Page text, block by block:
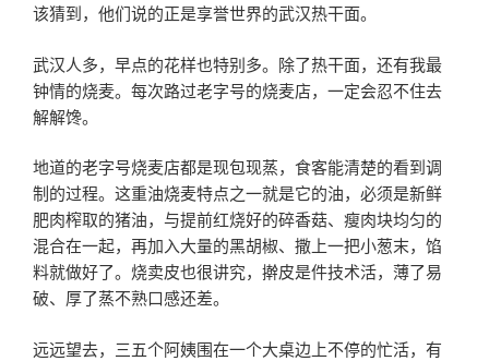
该猜到，他们说的正是享誉世界的武汉热干面。
武汉人多，早点的花样也特别多。除了热干面，还有我最
钟情的烧麦。每次路过老字号的烧麦店，一定会忍不住去
解解馋。
地道的老字号烧麦店都是现包现蒸，食客能清楚的看到调
制的过程。这重油烧麦特点之一就是它的油，必须是新鲜
肥肉榨取的猪油，与提前红烧好的碎香菇、瘦肉块均匀的
混合在一起，再加入大量的黑胡椒、撒上一把小葱末，馅
料就做好了。烧卖皮也很讲究，擀皮是件技术活，薄了易
破、厚了蒸不熟口感还差。
远远望去，三五个阿姨围在一个大桌边上不停的忙活，有